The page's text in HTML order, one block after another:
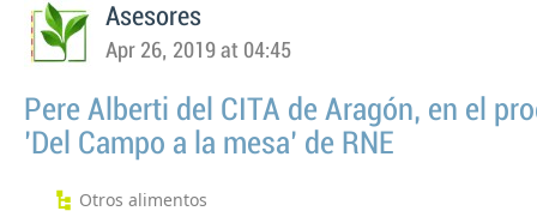
Asesores
Apr 26, 2019 at 04:45
Pere Alberti del CITA de Aragón, en el
'Del Campo a la mesa' de RNE
Otros alimentos